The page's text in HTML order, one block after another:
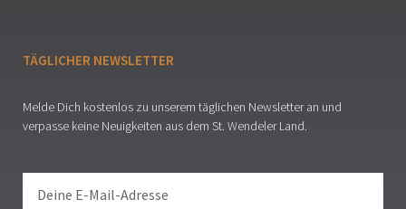
TÄGLICHER NEWSLETTER
Melde Dich kostenlos zu unserem täglichen Newsletter an und
verpasse keine Neuigkeiten aus dem St. Wendeler Land.